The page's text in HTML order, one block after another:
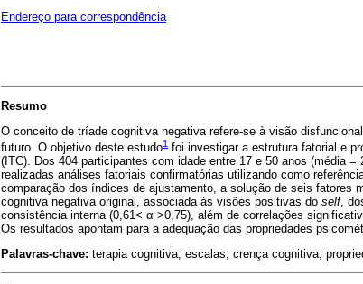
Endereço para correspondência
Resumo
O conceito de tríade cognitiva negativa refere‑se à visão
futuro. O objetivo deste estudo1 foi investigar a estrutura fatorial e
(ITC). Dos 404 participantes com idade entre 17 e 50 anos (média
realizadas análises fatoriais confirmatórias utilizando como
comparação dos índices de ajustamento, a solução de seis fatores
cognitiva negativa original, associada às visões positivas do self,
consistência interna (0,61< α >0,75), além de correlações
Os resultados apontam para a adequação das propriedades
Palavras-chave: terapia cognitiva; escalas; crença cognitiva;